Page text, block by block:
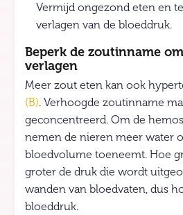
Vermijd ongezond eten en
verlagen van de bloeddruk.
Beperk de zoutinname
verlagen
Meer zout eten kan ook
(B). Verhoogde zoutinname
geconcentreerd. Om de
nemen de nieren meer water
bloedvolume toeneemt. Hoe
groter de druk die wordt
wanden van bloedvaten, dus
bloeddruk.